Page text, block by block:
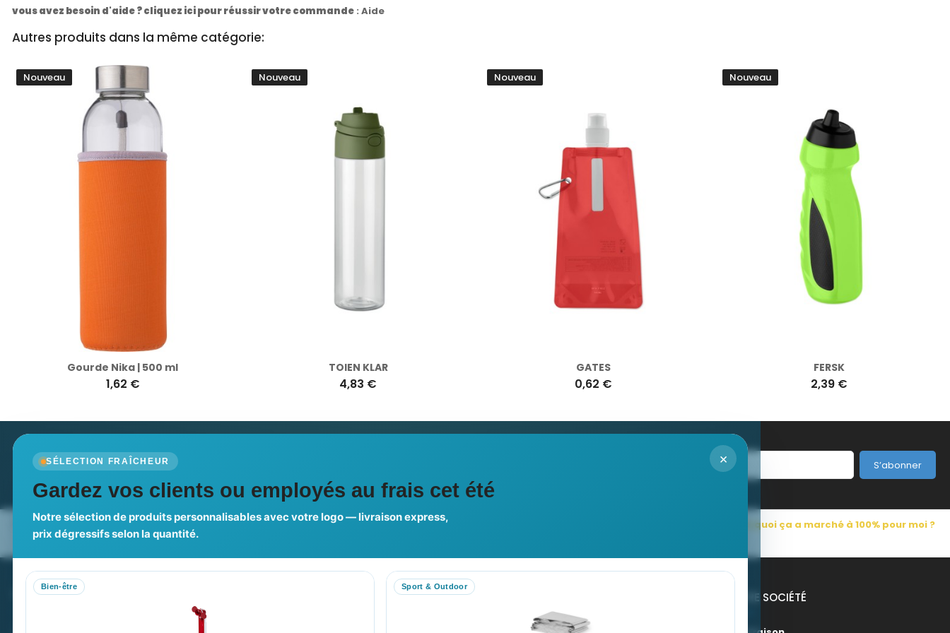
vous avez besoin d'aide ? cliquez ici pour réussir votre commande : Aide
Autres produits dans la même catégorie:
Nouveau
Gourde Nika | 500 ml
1,62 €
Nouveau
TOIEN KLAR
4,83 €
Nouveau
GATES
0,62 €
Nouveau
FERSK
2,39 €
×
SÉLECTION FRAÎCHEUR
Gardez vos clients ou employés au frais cet été
Notre sélection de produits personnalisables avec votre logo — livraison express,
prix dégressifs selon la quantité.
Bien-être Sport & Outdoor
Newsletter
S’abonner
Nos expertises & accompagnement
global
Pourquoi nous choisir ? Pourquoi ça a marché à 100% pour moi ?
PROMENOCH GOODIES NOTRE SOCIÉTÉ